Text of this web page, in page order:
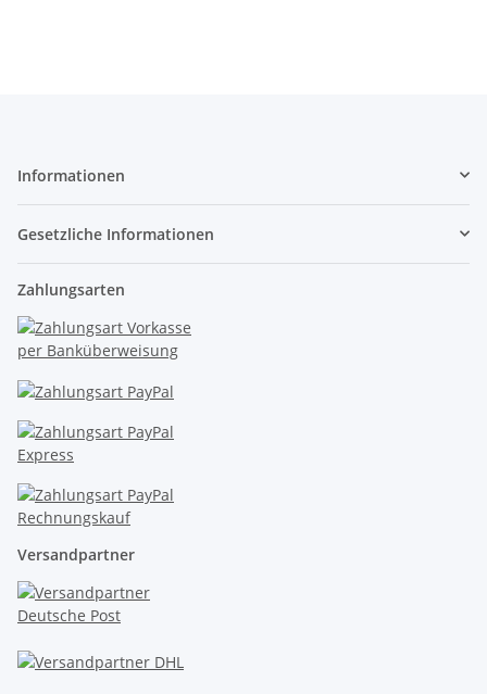
Informationen
Gesetzliche Informationen
Zahlungsarten
Versandpartner